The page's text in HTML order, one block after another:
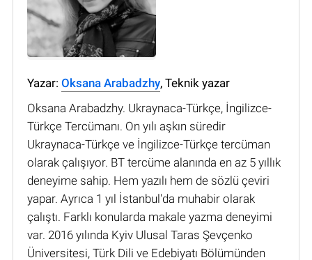
Yazar: Oksana Arabadzhy, Teknik yazar
Oksana Arabadzhy. Ukraynaca-Türkçe, İngilizce-
Türkçe Tercümanı. On yılı aşkın süredir
Ukraynaca-Türkçe ve İngilizce-Türkçe tercüman
olarak çalışıyor. BT tercüme alanında en az 5 yıllık
deneyime sahip. Hem yazılı hem de sözlü çeviri
yapar. Ayrıca 1 yıl İstanbul'da muhabir olarak
çalıştı. Farklı konularda makale yazma deneyimi
var. 2016 yılında Kyiv Ulusal Taras Şevçenko
Üniversitesi, Türk Dili ve Edebiyatı Bölümünden